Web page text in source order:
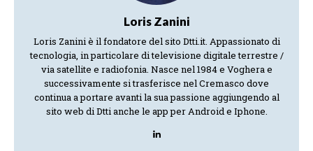
Loris Zanini
Loris Zanini è il fondatore del sito Dtti.it. Appassionato di
tecnologia, in particolare di televisione digitale terrestre /
via satellite e radiofonia. Nasce nel 1984 e Voghera e
successivamente si trasferisce nel Cremasco dove
continua a portare avanti la sua passione aggiungendo al
sito web di Dtti anche le app per Android e Iphone.